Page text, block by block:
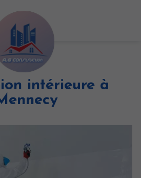
intérieure à